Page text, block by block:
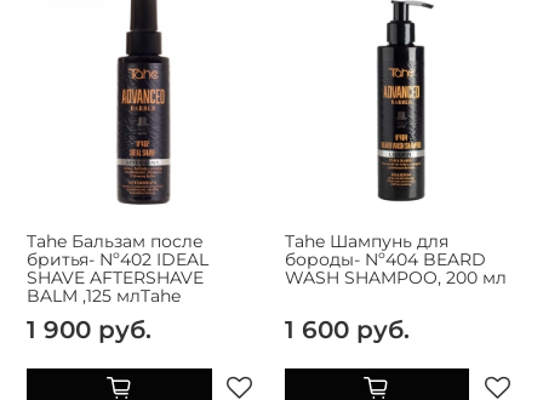
Tahe Бальзам после
бритья- Nº402 IDEAL
SHAVE AFTERSHAVE
BALM ,125 млTahe
1 900 руб.
Tahe Шампунь для
бороды- Nº404 BEARD
WASH SHAMPOO, 200 мл
1 600 руб.